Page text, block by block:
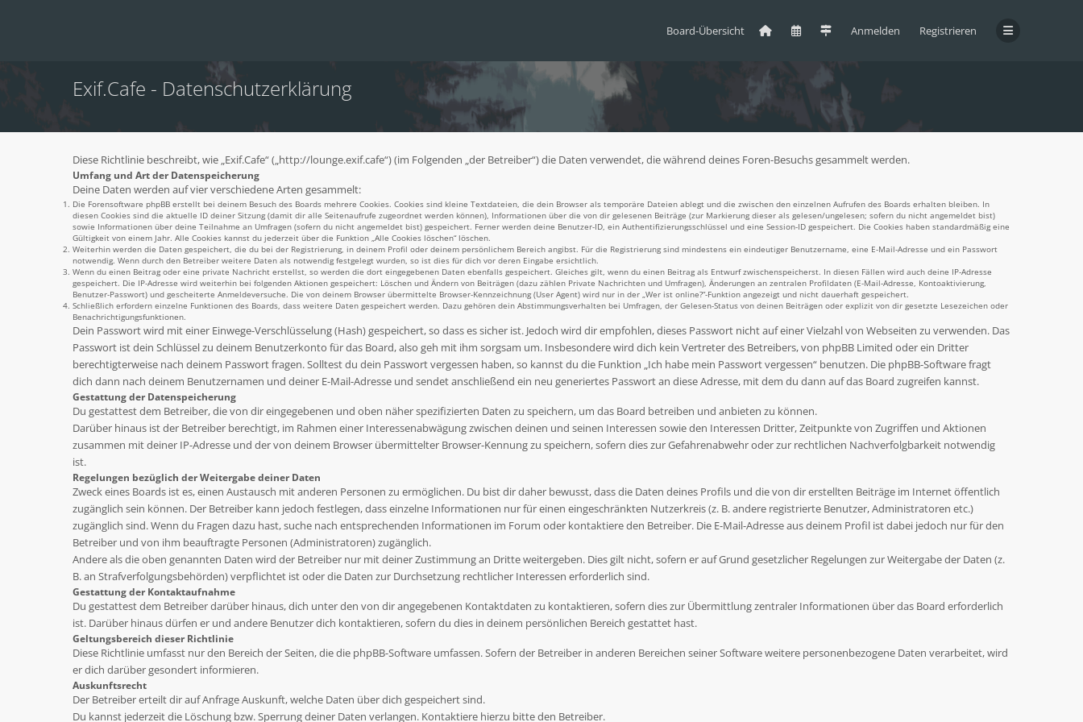
Anmelden Registrieren
Board-Übersicht
Exif.Cafe - Datenschutzerklärung
Diese Richtlinie beschreibt, wie „Exif.Cafe“ („http://lounge.exif.cafe“) (im Folgenden „der Betreiber“) die Daten verwendet, die während deines Foren-Besuchs gesammelt werden.
Umfang und Art der Datenspeicherung
Deine Daten werden auf vier verschiedene Arten gesammelt:
Die Forensoftware phpBB erstellt bei deinem Besuch des Boards mehrere Cookies. Cookies sind kleine Textdateien, die dein Browser als temporäre Dateien ablegt und die zwischen den einzelnen Aufrufen des Boards erhalten bleiben. In
diesen Cookies sind die aktuelle ID deiner Sitzung (damit dir alle Seitenaufrufe zugeordnet werden können), Informationen über die von dir gelesenen Beiträge (zur Markierung dieser als gelesen/ungelesen; sofern du nicht angemeldet bist)
sowie Informationen über deine Teilnahme an Umfragen (sofern du nicht angemeldet bist) gespeichert. Ferner werden deine Benutzer-ID, ein Authentifizierungsschlüssel und eine Session-ID gespeichert. Die Cookies haben standardmäßig eine
Gültigkeit von einem Jahr. Alle Cookies kannst du jederzeit über die Funktion „Alle Cookies löschen“ löschen.
Weiterhin werden die Daten gespeichert, die du bei der Registrierung, in deinem Profil oder deinem persönlichem Bereich angibst. Für die Registrierung sind mindestens ein eindeutiger Benutzername, eine E-Mail-Adresse und ein Passwort
notwendig. Wenn durch den Betreiber weitere Daten als notwendig festgelegt wurden, so ist dies für dich vor deren Eingabe ersichtlich.
Wenn du einen Beitrag oder eine private Nachricht erstellst, so werden die dort eingegebenen Daten ebenfalls gespeichert. Gleiches gilt, wenn du einen Beitrag als Entwurf zwischenspeicherst. In diesen Fällen wird auch deine IP-Adresse
gespeichert. Die IP-Adresse wird weiterhin bei folgenden Aktionen gespeichert: Löschen und Ändern von Beiträgen (dazu zählen Private Nachrichten und Umfragen), Änderungen an zentralen Profildaten (E-Mail-Adresse, Kontoaktivierung,
Benutzer-Passwort) und gescheiterte Anmeldeversuche. Die von deinem Browser übermittelte Browser-Kennzeichnung (User Agent) wird nur in der „Wer ist online?“-Funktion angezeigt und nicht dauerhaft gespeichert.
Schließlich erfordern einzelne Funktionen des Boards, dass weitere Daten gespeichert werden. Dazu gehören dein Abstimmungsverhalten bei Umfragen, der Gelesen-Status von deinen Beiträgen oder explizit von dir gesetzte Lesezeichen oder
Benachrichtigungsfunktionen.
Dein Passwort wird mit einer Einwege-Verschlüsselung (Hash) gespeichert, so dass es sicher ist. Jedoch wird dir empfohlen, dieses Passwort nicht auf einer Vielzahl von Webseiten zu verwenden. Das
Passwort ist dein Schlüssel zu deinem Benutzerkonto für das Board, also geh mit ihm sorgsam um. Insbesondere wird dich kein Vertreter des Betreibers, von phpBB Limited oder ein Dritter
berechtigterweise nach deinem Passwort fragen. Solltest du dein Passwort vergessen haben, so kannst du die Funktion „Ich habe mein Passwort vergessen“ benutzen. Die phpBB-Software fragt
dich dann nach deinem Benutzernamen und deiner E-Mail-Adresse und sendet anschließend ein neu generiertes Passwort an diese Adresse, mit dem du dann auf das Board zugreifen kannst.
Gestattung der Datenspeicherung
Du gestattest dem Betreiber, die von dir eingegebenen und oben näher spezifizierten Daten zu speichern, um das Board betreiben und anbieten zu können.
Darüber hinaus ist der Betreiber berechtigt, im Rahmen einer Interessenabwägung zwischen deinen und seinen Interessen sowie den Interessen Dritter, Zeitpunkte von Zugriffen und Aktionen
zusammen mit deiner IP-Adresse und der von deinem Browser übermittelter Browser-Kennung zu speichern, sofern dies zur Gefahrenabwehr oder zur rechtlichen Nachverfolgbarkeit notwendig
ist.
Regelungen bezüglich der Weitergabe deiner Daten
Zweck eines Boards ist es, einen Austausch mit anderen Personen zu ermöglichen. Du bist dir daher bewusst, dass die Daten deines Profils und die von dir erstellten Beiträge im Internet öffentlich
zugänglich sein können. Der Betreiber kann jedoch festlegen, dass einzelne Informationen nur für einen eingeschränkten Nutzerkreis (z. B. andere registrierte Benutzer, Administratoren etc.)
zugänglich sind. Wenn du Fragen dazu hast, suche nach entsprechenden Informationen im Forum oder kontaktiere den Betreiber. Die E-Mail-Adresse aus deinem Profil ist dabei jedoch nur für den
Betreiber und von ihm beauftragte Personen (Administratoren) zugänglich.
Andere als die oben genannten Daten wird der Betreiber nur mit deiner Zustimmung an Dritte weitergeben. Dies gilt nicht, sofern er auf Grund gesetzlicher Regelungen zur Weitergabe der Daten (z.
B. an Strafverfolgungsbehörden) verpflichtet ist oder die Daten zur Durchsetzung rechtlicher Interessen erforderlich sind.
Gestattung der Kontaktaufnahme
Du gestattest dem Betreiber darüber hinaus, dich unter den von dir angegebenen Kontaktdaten zu kontaktieren, sofern dies zur Übermittlung zentraler Informationen über das Board erforderlich
ist. Darüber hinaus dürfen er und andere Benutzer dich kontaktieren, sofern du dies in deinem persönlichen Bereich gestattet hast.
Geltungsbereich dieser Richtlinie
Diese Richtlinie umfasst nur den Bereich der Seiten, die die phpBB-Software umfassen. Sofern der Betreiber in anderen Bereichen seiner Software weitere personenbezogene Daten verarbeitet, wird
er dich darüber gesondert informieren.
Auskunftsrecht
Der Betreiber erteilt dir auf Anfrage Auskunft, welche Daten über dich gespeichert sind.
Du kannst jederzeit die Löschung bzw. Sperrung deiner Daten verlangen. Kontaktiere hierzu bitte den Betreiber.